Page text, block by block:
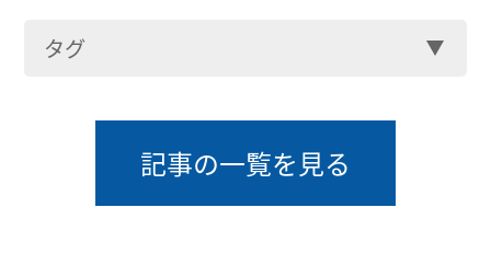
タグ
記事の一覧を見る